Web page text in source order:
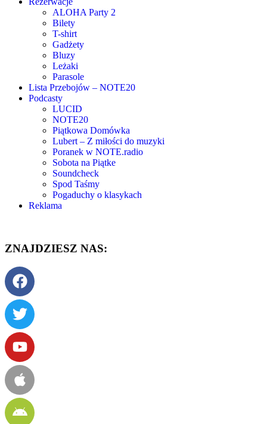
ALOHA Party 2
Bilety
T-shirt
Gadżety
Bluzy
Leżaki
Parasole
Lista Przebojów – NOTE20
Podcasty
LUCID
NOTE20
Piątkowa Domówka
Lubert – Z miłości do muzyki
Poranek w NOTE.radio
Sobota na Piątke
Soundcheck
Spod Taśmy
Pogaduchy o klasykach
Reklama
ZNAJDZIESZ NAS: